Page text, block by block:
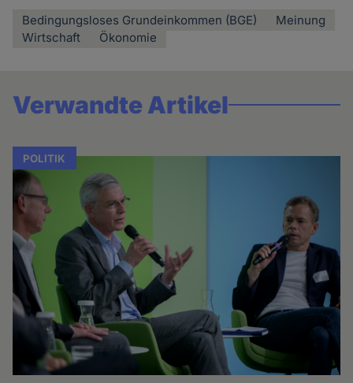
Bedingungsloses Grundeinkommen (BGE)
Meinung
Wirtschaft
Ökonomie
Verwandte Artikel
POLITIK